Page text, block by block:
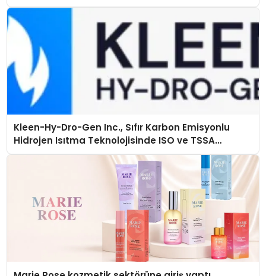
Kleen-Hy-Dro-Gen Inc., Sıfır Karbon Emisyonlu
Hidrojen Isıtma Teknolojisinde ISO ve TSSA
Düzenleyici Onaylarını Aldı